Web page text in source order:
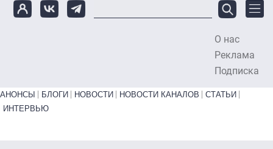
О нас
Реклама
Подписка
Primary links bottom
АНОНСЫ БЛОГИ НОВОСТИ НОВОСТИ КАНАЛОВ
СТАТЬИ
ИНТЕРВЬЮ